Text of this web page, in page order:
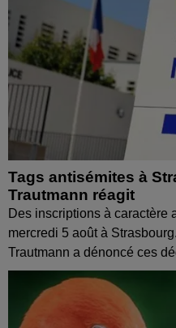
Tags antisémites à
Trautmann réagit
Des inscriptions à caractère
mercredi 5 août à
Trautmann a dénoncé ces